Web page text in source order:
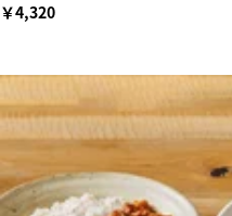
￥4,320